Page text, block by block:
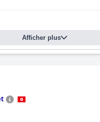
Afficher plus